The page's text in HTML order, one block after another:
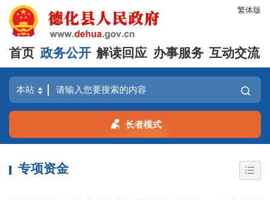
繁体版
首页 政务公开 解读回应 办事服务 互动交流
长者模式
专项资金